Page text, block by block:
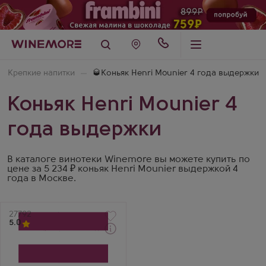
Крепкие напитки 🥃Коньяк Henri Mounier 4 года выдержки
Коньяк Henri Mounier 4
года выдержки
В каталоге винотеки Winemore вы можете купить по
цене за 5 234 ₽ коньяк Henri Mounier выдержкой 4
года в Москве.
Артикул
27792
5.0